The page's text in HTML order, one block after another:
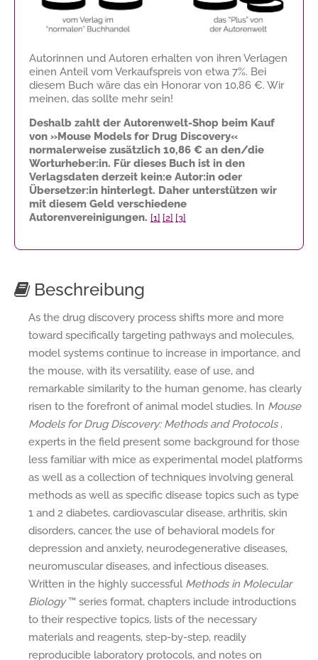
Autorinnen und Autoren erhalten von ihren Verlagen
einen Anteil vom Verkaufspreis von etwa 7%. Bei
diesem Buch wäre das ein Honorar von 10,86 €. Wir
meinen, das sollte mehr sein!
Deshalb zahlt der Autorenwelt-Shop beim Kauf
von »Mouse Models for Drug Discovery«
normalerweise zusätzlich 10,86 € an den/die
Worturheber:in. Für dieses Buch ist in den
Verlagsdaten derzeit kein:e Autor:in oder
Übersetzer:in hinterlegt. Daher unterstützen wir
mit diesem Geld verschiedene
Autorenvereinigungen. [1] [2] [3]
Beschreibung
As the drug discovery process shifts more and more
toward specifically targeting pathways and molecules,
model systems continue to increase in importance, and
the mouse, with its versatility, ease of use, and
remarkable similarity to the human genome, has clearly
risen to the forefront of animal model studies. In Mouse
Models for Drug Discovery: Methods and Protocols,
experts in the field present some background for those
less familiar with mice as experimental model platforms
as well as a collection of techniques involving general
methods as well as specific disease topics such as type
1 and 2 diabetes, cardiovascular disease, arthritis, skin
disorders, cancer, the use of behavioral models for
depression and anxiety, neurodegenerative diseases,
neuromuscular diseases, and infectious diseases.
Written in the highly successful Methods in Molecular
Biology™ series format, chapters include introductions
to their respective topics, lists of the necessary
materials and reagents, step-by-step, readily
reproducible laboratory protocols, and notes on